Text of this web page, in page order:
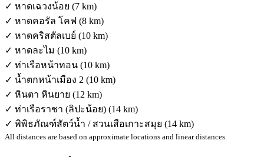
✓ หาดเฉวงน้อย (7 km)
✓ หาดคอรัล โคฟ (8 km)
✓ หาดคริสตัลเบย์ (10 km)
✓ หาดละไม (10 km)
✓ ท่าเรือหน้าทอน (10 km)
✓ น้ำตกหน้าเมือง 2 (10 km)
✓ หินตา หินยาย (12 km)
✓ ท่าเรือราชา (ลิปะน้อย) (14 km)
✓ พิพิธภัณฑ์สัตว์น้ำ / สวนเสือเกาะสมุย (14 km)
All distances are based on approximate locations and linear distances.